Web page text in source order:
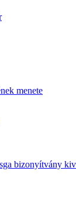
menete
bizonyítvány